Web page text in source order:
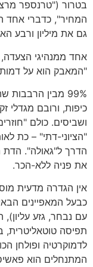
בטרור ("טרנספר
המחיר", כדברי אחד
גם את מיליון ורבע
אחד ממנהיגי הצעדה,
"המאבק הוא על
99% מבין
כיפות, ורובם מגדלי
ושביסים. כולם
"הציוני-דתי" – כת
הדרך ל"גאולה". הדת
את פניה ללא-הכר.
אין הגדרה מדעית
כבעל המאפיינים
עם נבחר, גזע
תפיסה טוטאליטרית,
לדמוקרטיה ופולחן
המתנחלים הוא